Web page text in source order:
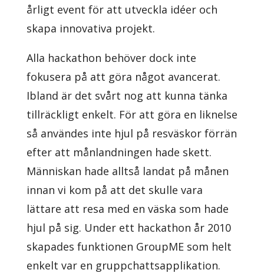
årligt event för att utveckla idéer och
skapa innovativa projekt.
Alla hackathon behöver dock inte
fokusera på att göra något avancerat.
Ibland är det svårt nog att kunna tänka
tillräckligt enkelt. För att göra en liknelse
så användes inte hjul på resväskor förrän
efter att månlandningen hade skett.
Människan hade alltså landat på månen
innan vi kom på att det skulle vara
lättare att resa med en väska som hade
hjul på sig. Under ett hackathon år 2010
skapades funktionen GroupME som helt
enkelt var en gruppchattsapplikation.